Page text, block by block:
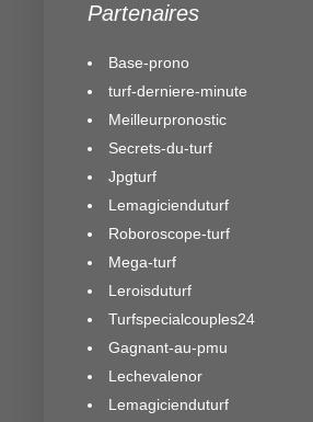
Partenaires
Base-prono
turf-derniere-minute
Meilleurpronostic
Secrets-du-turf
Jpgturf
Lemagicienduturf
Roboroscope-turf
Mega-turf
Leroisduturf
Turfspecialcouples24
Gagnant-au-pmu
Lechevalenor
Lemagicienduturf